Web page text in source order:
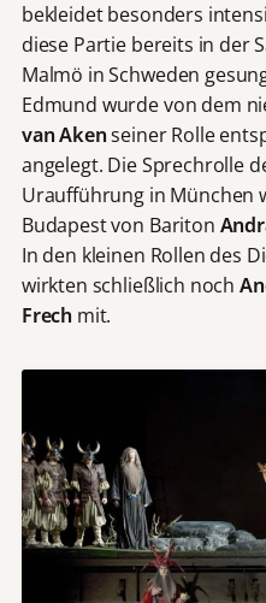
bekleidet besonders
diese Partie bereits in der
Malmö in Schweden
Edmund wurde von dem
van Akenseiner Rolle
angelegt. Die Sprechrolle
Uraufführung in München
Budapest von Bariton
In den kleinen Rollen des
wirkten schließlich noch
Frech mit.